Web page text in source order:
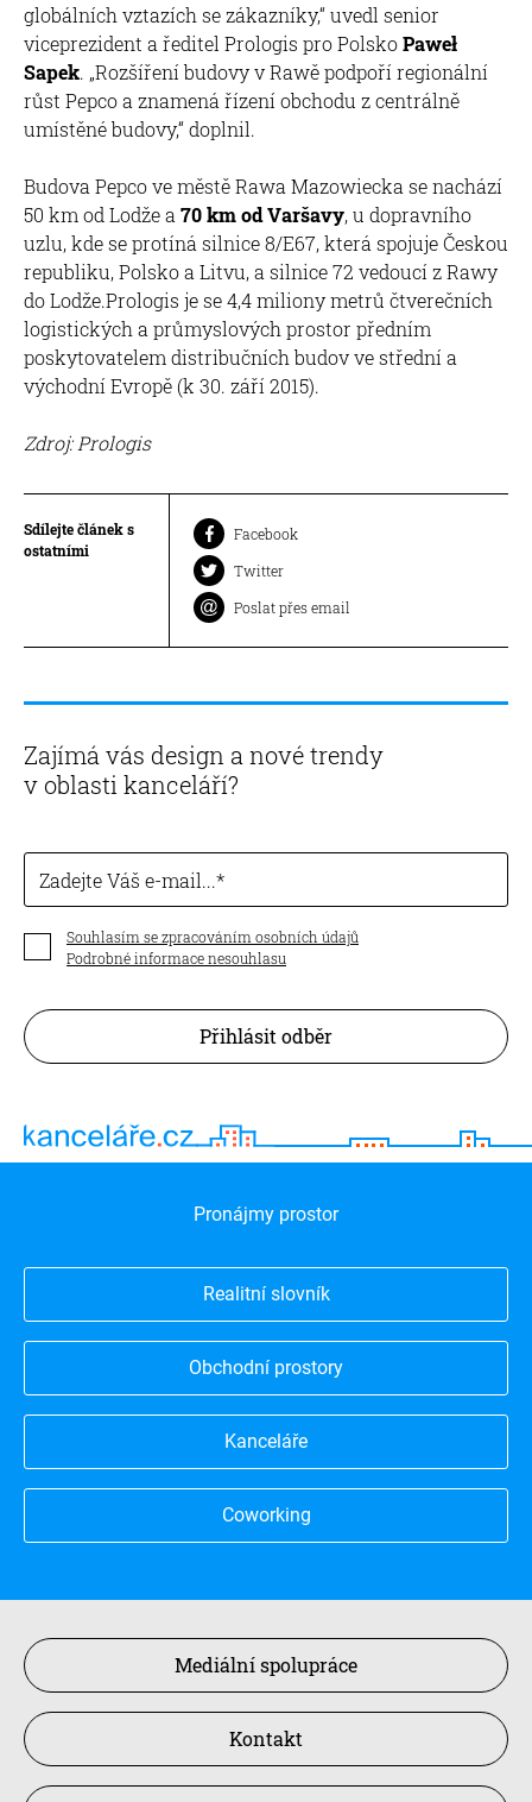
globálních vztazích se zákazníky,“ uvedl senior
viceprezident a ředitel Prologis pro PolskoPaweł
Sapek. „Rozšíření budovy v Rawě podpoří regionální
růst Pepco a znamená řízení obchodu z centrálně
umístěné budovy,“ doplnil.
Budova Pepco ve městě Rawa Mazowiecka se nachází
50 km od Lodže a 70 km od Varšavy, u dopravního
uzlu, kde se protíná silnice 8/E67, která spojuje Českou
republiku, Polsko a Litvu, a silnice 72 vedoucí z Rawy
do Lodže.Prologis je se 4,4 miliony metrů čtverečních
logistických a průmyslových prostor předním
poskytovatelem distribučních budov ve střední a
východní Evropě (k 30. září 2015).
Zdroj: Prologis
Sdílejte článek s
ostatními
Facebook
Twitter
Poslat přes email
Zajímá vás design a nové trendy
v oblasti kanceláří?
Zadejte Váš e-mail...
Souhlasím se zpracováním osobních údajů
Podrobné informace nesouhlasu
Přihlásit odběr
Pronájmy prostor
Realitní slovník
Obchodní prostory
Kanceláře
Coworking
Mediální spolupráce
Kontakt